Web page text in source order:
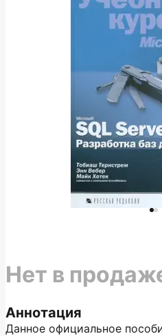
Аннотация
Данное официальное
Нет в